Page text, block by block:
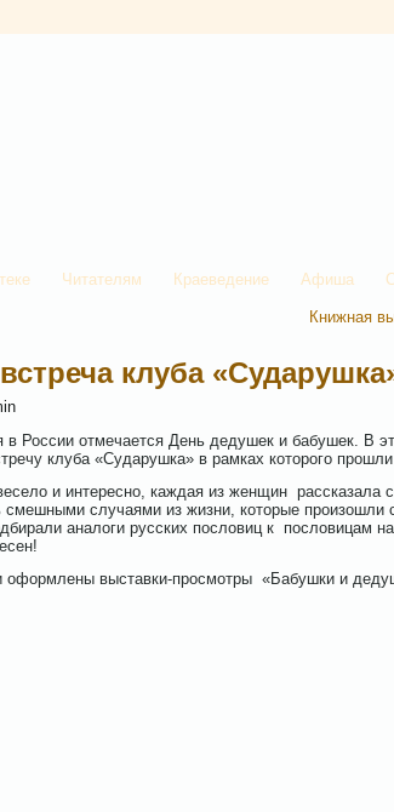
Читателям Краеведение Афиша
Книжная
клуба
в России отмечается День дедушек и бабушек. В
клуба «Сударушка» в рамках которого
и интересно, каждая из женщин рассказала
случаями из жизни, которые произошли
аналоги русских пословиц к пословицам
без
выставки-просмотры «Бабушки и